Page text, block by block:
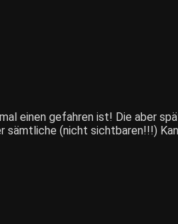
einen gefahren ist! Die aber
sämtliche (nicht sichtbaren!!!)